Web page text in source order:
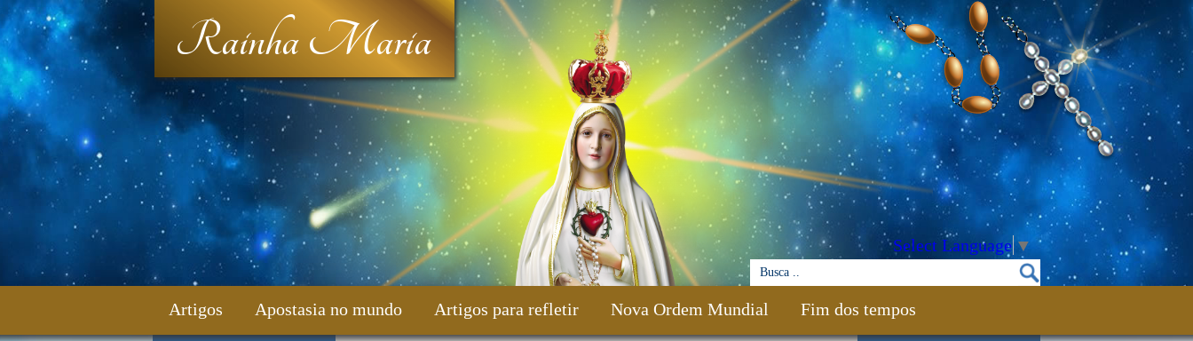
Rainha Maria
Select Language ▼
Artigos Apostasia no mundo Artigos para refletir Nova Ordem Mundial Fim dos tempos